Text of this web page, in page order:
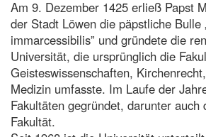
Am 9. Dezember 1425 erließ Papst
der Stadt Löwen die päpstliche Bulle
immarcessibilis” und gründete die
Universität, die ursprünglich die
Geisteswissenschaften,
Medizin umfasste. Im Laufe der
Fakultäten gegründet, darunter auch
Fakultät.